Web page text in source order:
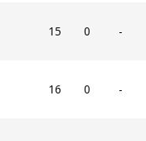
15 0 -
16 0 -